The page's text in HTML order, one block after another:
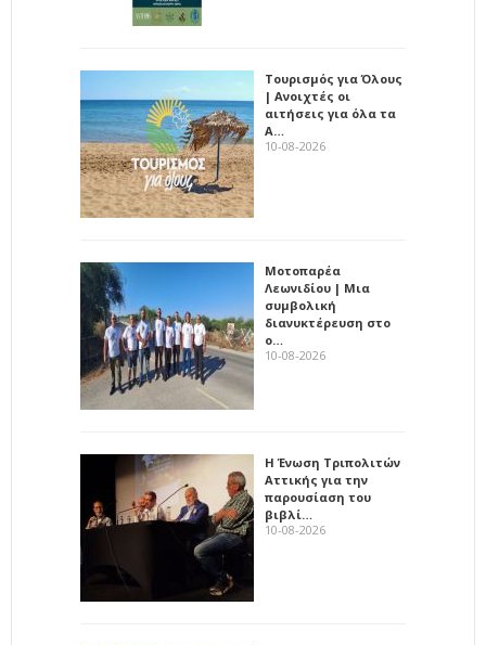
Τουρισμός για Όλους
| Ανοιχτές οι
αιτήσεις για όλα τα
Α…
10-08-2026
Μοτοπαρέα
Λεωνιδίου | Μια
συμβολική
διανυκτέρευση στο
ο…
10-08-2026
Η Ένωση Τριπολιτών
Αττικής για την
παρουσίαση του
βιβλί…
10-08-2026